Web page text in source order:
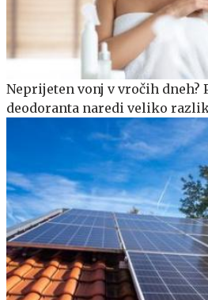
Neprijeten vonj v vročih dneh?
deodoranta naredi veliko